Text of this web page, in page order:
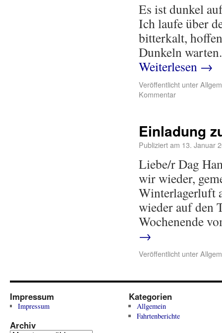
Es ist dunkel
Ich laufe über
bitterkalt,
Dunkeln
Weiterlesen →
Veröffentlicht unter
Kommentar
Einladung
Publiziert am 13. Januar
Liebe/r Dag
wir wieder,
Winterlagerluft
wieder auf den
Wochenende
→
Veröffentlicht unter
Impressum
Impressum
Archiv
Kategorien
Allgemein
Fahrtenberichte